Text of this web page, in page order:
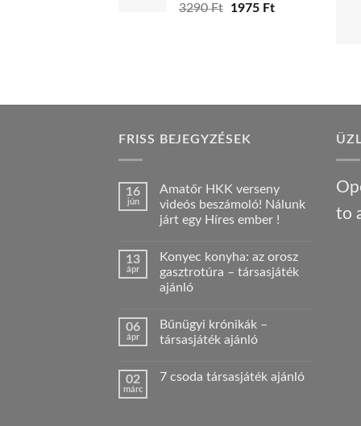
3290Ft
Original
1975 FtCurrent
FRISS BEJEGYZÉSEK
16
jún
Amatőr HKK verseny
videós beszámoló! Nálunk
járt egy Híres ember !
a(z)
Amatőr
HKK
verseny
Nálunk
járt
egy
bejegyzéshez
13
ápr
Konyec konyha: az orosz
gasztrotúra – társasjáték
ajánló
a(z)
Konyec
konyha:
gasztrotúra
06
ápr
Bűnügyi krónikák –
társasjáték ajánló
a(z)
02
márc
7 csoda társasjáték ajánló
to